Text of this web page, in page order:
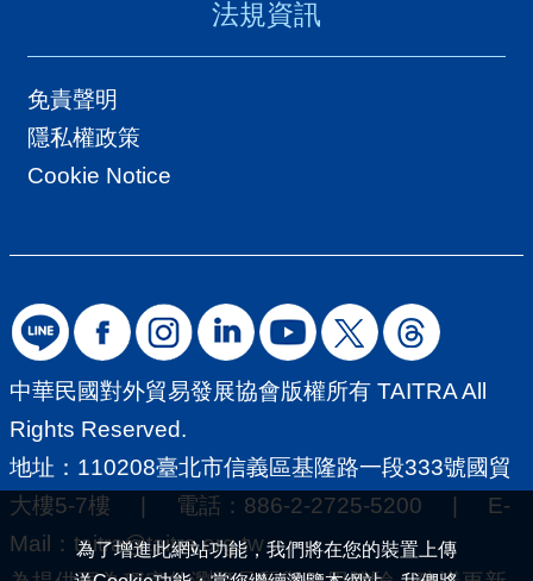
為了增進此網站功能，我們將在您的裝置上傳
法規資訊
免責聲明
隱私權政策
Cookie Notice
中華民國對外貿易發展協會版權所有 TAITRA All
Rights Reserved.
地址：110208臺北市信義區基隆路一段333號國貿
大樓5-7樓 | 電話：886-2-2725-5200 | E-
Mail： taitra@taitra.org.tw